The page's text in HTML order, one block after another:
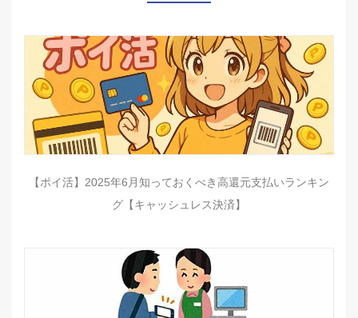
【ポイ活】2025年6月知っておくべき高還元支払いランキン
グ【キャッシュレス決済】